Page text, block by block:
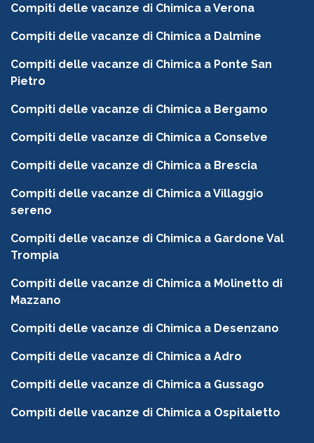
Compiti delle vacanze di Chimica a Verona
Compiti delle vacanze di Chimica a Dalmine
Compiti delle vacanze di Chimica a Ponte San
Pietro
Compiti delle vacanze di Chimica a Bergamo
Compiti delle vacanze di Chimica a Conselve
Compiti delle vacanze di Chimica a Brescia
Compiti delle vacanze di Chimica a Villaggio
sereno
Compiti delle vacanze di Chimica a Gardone Val
Trompia
Compiti delle vacanze di Chimica a Molinetto di
Mazzano
Compiti delle vacanze di Chimica a Desenzano
Compiti delle vacanze di Chimica a Adro
Compiti delle vacanze di Chimica a Gussago
Compiti delle vacanze di Chimica a Ospitaletto